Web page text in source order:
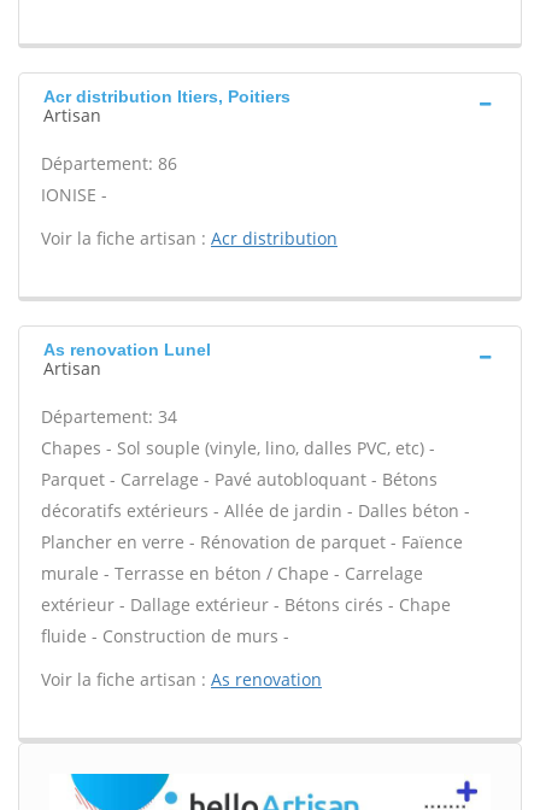
Acr distribution Itiers, Poitiers
Artisan
Département: 86
IONISE -
Voir la fiche artisan : Acr distribution
As renovation Lunel
Artisan
Département: 34
Chapes - Sol souple (vinyle, lino, dalles PVC, etc) -
Parquet - Carrelage - Pavé autobloquant - Bétons
décoratifs extérieurs - Allée de jardin - Dalles béton -
Plancher en verre - Rénovation de parquet - Faïence
murale - Terrasse en béton / Chape - Carrelage
extérieur - Dallage extérieur - Bétons cirés - Chape
fluide - Construction de murs -
Voir la fiche artisan : As renovation